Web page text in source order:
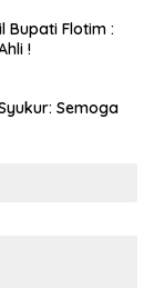
Bupati Flotim :
!
Semoga